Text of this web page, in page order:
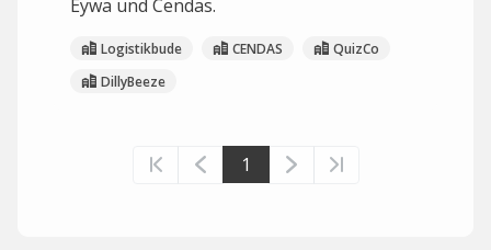
Eywa und Cendas.
Logistikbude CENDAS
QuizCo
DillyBeeze
1